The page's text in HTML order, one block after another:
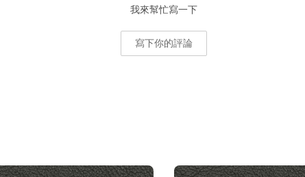
我來幫忙寫一下
寫下你的評論